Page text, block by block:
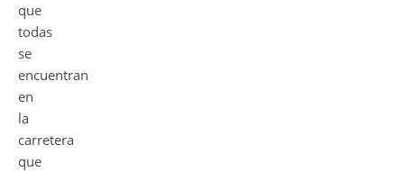
que
todas
se
encuentran
en
la
carretera
que